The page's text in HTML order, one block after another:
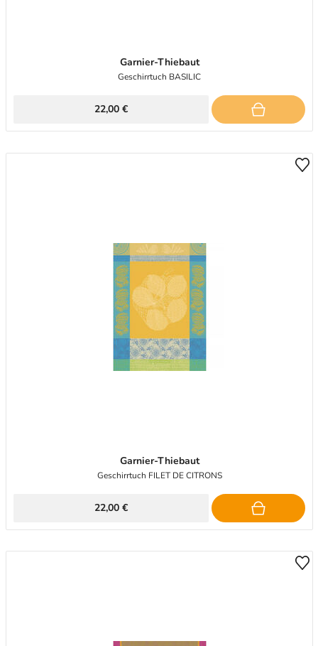
Garnier-Thiebaut
Geschirrtuch BASILIC
22,00 €
Garnier-Thiebaut
Geschirrtuch FILET DE CITRONS
22,00 €